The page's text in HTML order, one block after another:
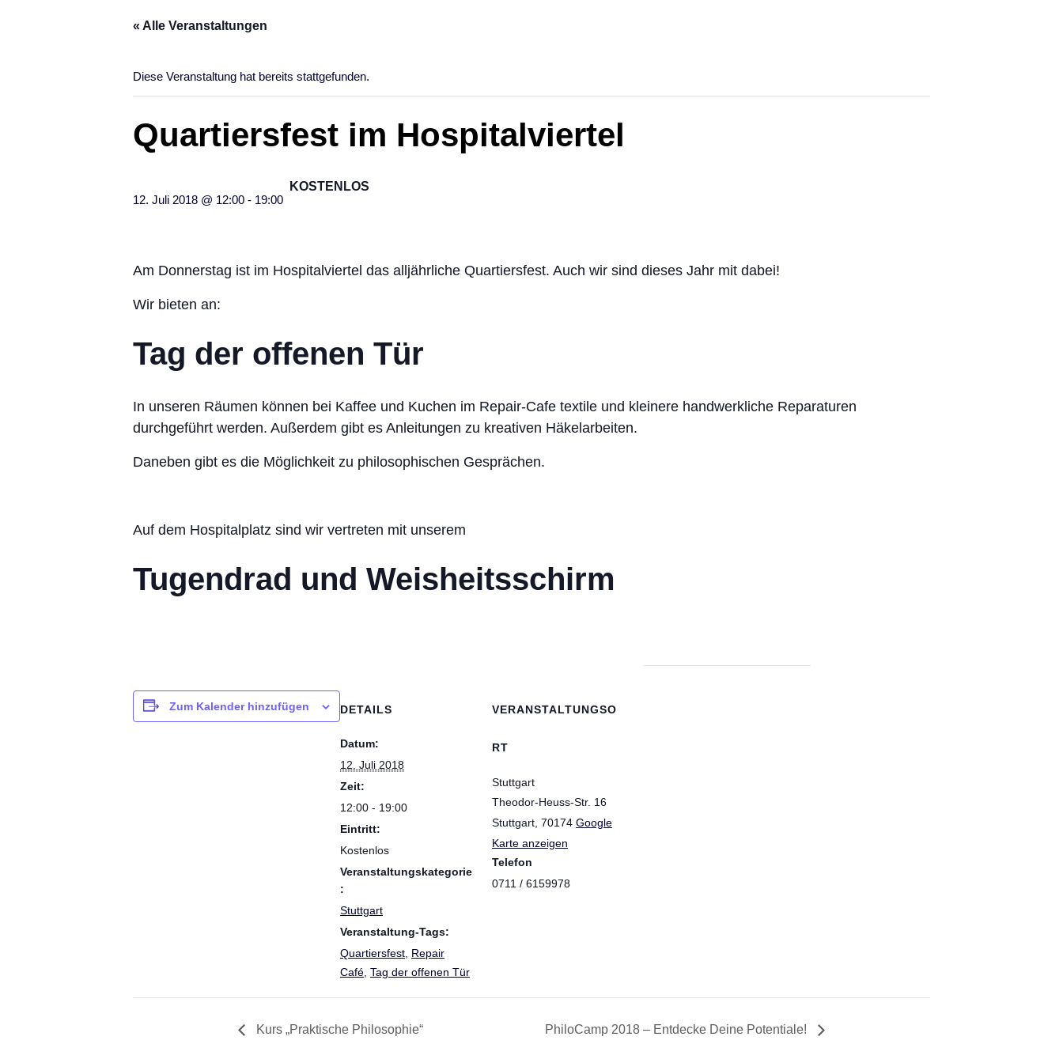
« Alle Veranstaltungen
Diese Veranstaltung hat bereits stattgefunden.
Quartiersfest im Hospitalviertel
12. Juli 2018 @ 12:00 - 19:00
KOSTENLOS
Am Donnerstag ist im Hospitalviertel das alljährliche Quartiersfest. Auch wir sind dieses Jahr mit dabei!
Wir bieten an:
Tag der offenen Tür
In unseren Räumen können bei Kaffee und Kuchen im Repair-Cafe textile und kleinere handwerkliche Reparaturen
durchgeführt werden. Außerdem gibt es Anleitungen zu kreativen Häkelarbeiten.
Daneben gibt es die Möglichkeit zu philosophischen Gesprächen.
Auf dem Hospitalplatz sind wir vertreten mit unserem
Tugendrad und Weisheitsschirm
Zum Kalender hinzufügen DETAILS
Datum:
12. Juli 2018
Zeit:
12:00 - 19:00
Eintritt:
Kostenlos
Veranstaltungskategorie
:
Stuttgart
Veranstaltung-Tags:
Quartiersfest Repair
Café Tag der offenen Tür
VERANSTALTUNGSO
RT
Stuttgart
Theodor-Heuss-Str. 16
Stuttgart 70174 Google
Karte anzeigen
Telefon
0711 / 6159978
Kurs „Praktische Philosophie“ PhiloCamp 2018 – Entdecke Deine Potentiale!